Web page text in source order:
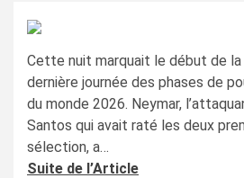
Cette nuit marquait le début de
dernière journée des phases de
du monde 2026. Neymar,
Santos qui avait raté les deux
sélection, a…
Suite de l’Article